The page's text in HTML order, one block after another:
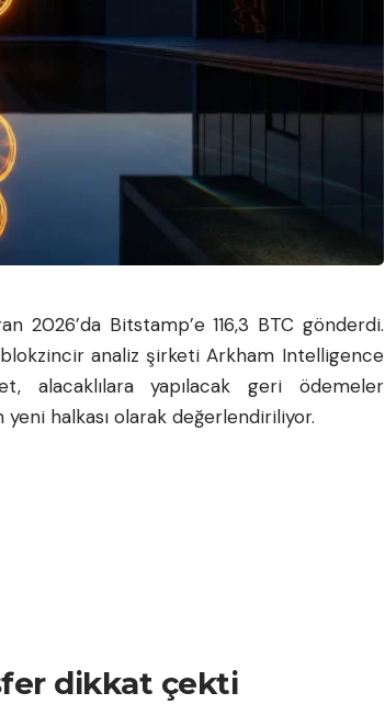
2026’da Bitstamp’e 116,3 BTC gönderdi.
analiz şirketi Arkham Intelligence
alacaklılara yapılacak geri ödemeler
halkası olarak değerlendiriliyor.
dikkat çekti